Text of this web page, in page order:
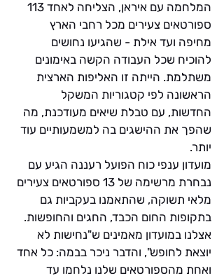
ספורטאים צעירים מכל רחבי הארץ
מחיפה ועד אילת - שהגיעו נחושים
להוכיח שכל העבודה הקשה באימונים
משתלמת. הייתה זו האליפות הארצית
הראשונה לפי קטגוריות המשקל
החדשות, עם טבלת שיאים מעודכנת, מה
שהפך את ההישגים בה למשמעותיים עוד
יותר.
מועדון ענפי כוח הפועל רעננה הגיע עם
נבחרת מרשימה של 13 ספורטאים צעירים
מלאי תשוקה, שהתאמנו בעקביות גם
בתקופות החום הכבד, החגים והחופשות.
אצלנו במועדון מאמינים ש"נחישות לא
יוצאת לחופש", והדבר ניכר בבמה: כל אחד
ואחת מהספורטאים שלנו נלחמו עד